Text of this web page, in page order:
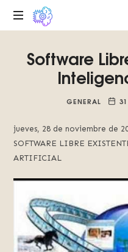
digital
sobre
Basilisco
de
Roko,
inteligencia
artificial
del
futuro.
Software
GENERAL
jueves, 28 de noviembre de
SOFTWARE LIBRE
ARTIFICIAL